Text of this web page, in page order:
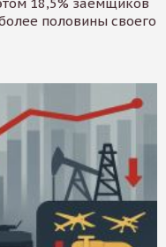
половины своего